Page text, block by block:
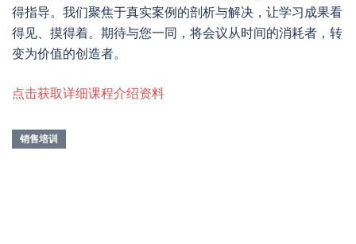
得指导。我们聚焦于真实案例的剖析与解决，让学习成果看
得见、摸得着。期待与您一同，将会议从时间的消耗者，转
变为价值的创造者。
点击获取详细课程介绍资料
销售培训